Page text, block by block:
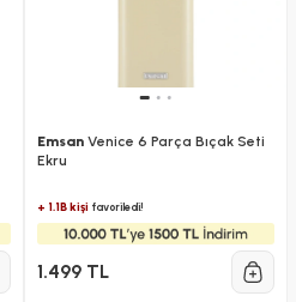
EmsanVenice 6 Parça Bıçak Seti
Ekru
+ 1.1B kişifavoriledi!
1.499 TL